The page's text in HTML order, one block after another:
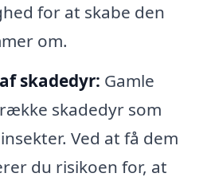
for at skabe den
om.
skadedyr: Gamle
skadedyr som
Ved at få dem
du risikoen for, at